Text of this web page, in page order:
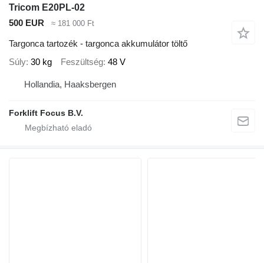
Tricom E20PL-02
500 EUR
≈ 181 000 Ft
Targonca tartozék - targonca akkumulátor töltő
Súly 30 kg Feszültség 48 V
Hollandia, Haaksbergen
Forklift Focus B.V.